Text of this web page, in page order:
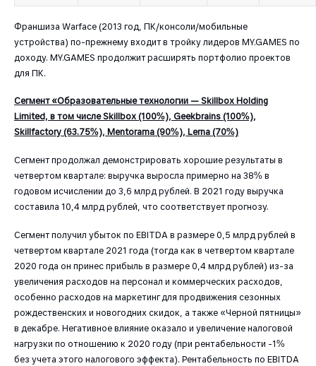
Франшиза Warface (2013 год, ПК/консоли/мобильные
устройства) по-прежнему входит в тройку лидеров MY.GAMES по
доходу. MY.GAMES продолжит расширять портфолио проектов
для ПК.
Cегмент «Образовательные технологии — Skillbox Holding
Limited, в том числе Skillbox (100%), Geekbrains (100%),
Skillfactory (63.75%), Mentorama (90%), Lerna (70%)
Сегмент продолжал демонстрировать хорошие результаты в
четвертом квартале: выручка выросла примерно на 38% в
годовом исчислении до 3,6 млрд рублей. В 2021 году выручка
составила 10,4 млрд рублей, что соответствует прогнозу.
Сегмент получил убыток по EBITDA в размере 0,5 млрд рублей в
четвертом квартале 2021 года (тогда как в четвертом квартале
2020 года он принес прибыль в размере 0,4 млрд рублей) из-за
увеличения расходов на персонал и коммерческих расходов,
особенно расходов на маркетинг для продвижения сезонных
рождественских и новогодних скидок, а также «Черной пятницы»
в декабре. Негативное влияние оказало и увеличение налоговой
нагрузки по отношению к 2020 году (при рентабельности -1%
без учета этого налогового эффекта). Рентабельность по EBITDA